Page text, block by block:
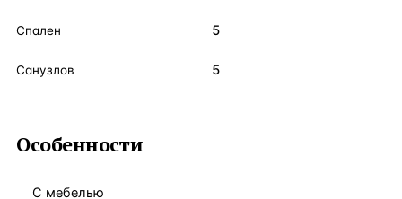
Спален 5
Санузлов 5
Особенности
С мебелью